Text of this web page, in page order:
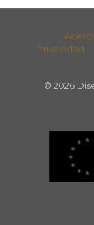
Privacidad
© 2026